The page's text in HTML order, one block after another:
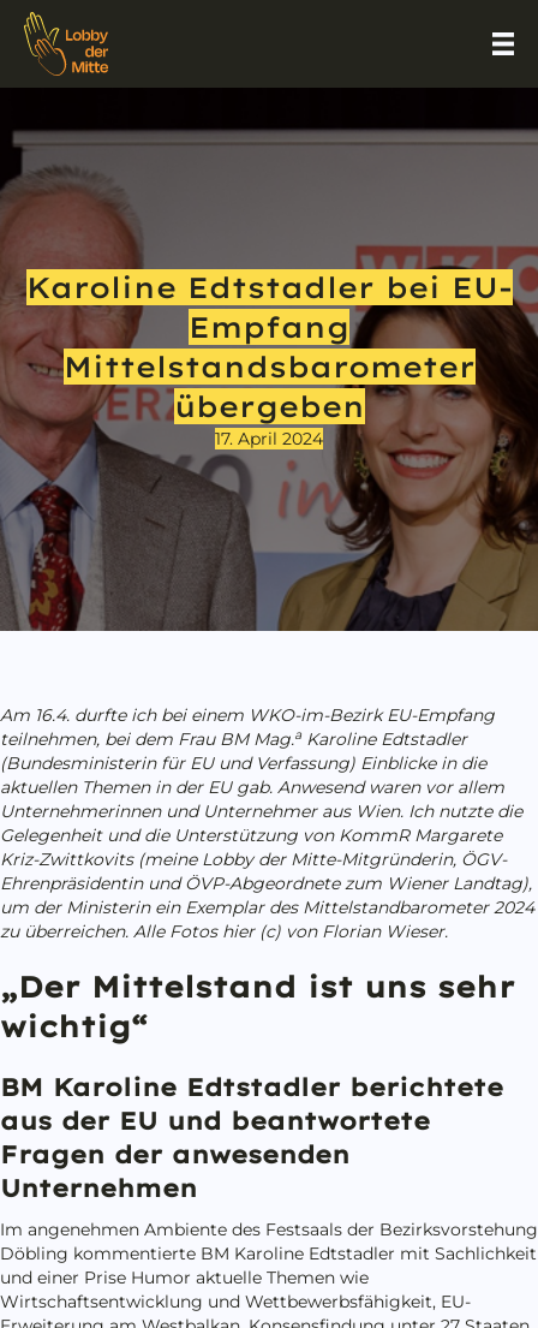
Karoline Edtstadler bei EU-
Empfang
Mittelstandsbarometer
übergeben
17. April 2024
Am 16.4. durfte ich bei einem WKO-im-Bezirk EU-Empfang
teilnehmen, bei dem Frau BM Mag.a Karoline Edtstadler
(Bundesministerin für EU und Verfassung) Einblicke in die
aktuellen Themen in der EU gab. Anwesend waren vor allem
Unternehmerinnen und Unternehmer aus Wien. Ich nutzte die
Gelegenheit und die Unterstützung von KommR Margarete
Kriz-Zwittkovits (meine Lobby der Mitte-Mitgründerin, ÖGV-
Ehrenpräsidentin und ÖVP-Abgeordnete zum Wiener Landtag),
um der Ministerin ein Exemplar des Mittelstandbarometer 2024
zu überreichen. Alle Fotos hier (c) von Florian Wieser.
„Der Mittelstand ist uns sehr
wichtig“
BM Karoline Edtstadler berichtete
aus der EU und beantwortete
Fragen der anwesenden
Unternehmen
Im angenehmen Ambiente des Festsaals der Bezirksvorstehung
Döbling kommentierte BM Karoline Edtstadler mit Sachlichkeit
und einer Prise Humor aktuelle Themen wie
Wirtschaftsentwicklung und Wettbewerbsfähigkeit, EU-